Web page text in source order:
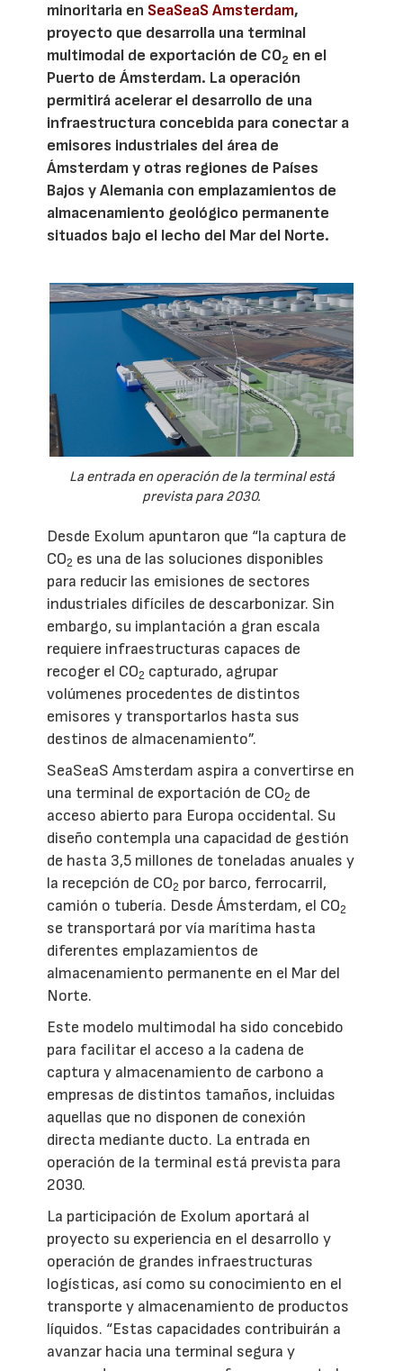
minoritaria en SeaSeaS Amsterdam,
proyecto que desarrolla una terminal
multimodal de exportación de CO2 en el
Puerto de Ámsterdam. La operación
permitirá acelerar el desarrollo de una
infraestructura concebida para conectar a
emisores industriales del área de
Ámsterdam y otras regiones de Países
Bajos y Alemania con emplazamientos de
almacenamiento geológico permanente
situados bajo el lecho del Mar del Norte.
La entrada en operación de la terminal está
prevista para 2030.
Desde Exolum apuntaron que “la captura de
CO2 es una de las soluciones disponibles
para reducir las emisiones de sectores
industriales difíciles de descarbonizar. Sin
embargo, su implantación a gran escala
requiere infraestructuras capaces de
recoger el CO2 capturado, agrupar
volúmenes procedentes de distintos
emisores y transportarlos hasta sus
destinos de almacenamiento”.
SeaSeaS Amsterdam aspira a convertirse en
una terminal de exportación de CO2 de
acceso abierto para Europa occidental. Su
diseño contempla una capacidad de gestión
de hasta 3,5 millones de toneladas anuales y
la recepción de CO2 por barco, ferrocarril,
camión o tubería. Desde Ámsterdam, el CO2
se transportará por vía marítima hasta
diferentes emplazamientos de
almacenamiento permanente en el Mar del
Norte.
Este modelo multimodal ha sido concebido
para facilitar el acceso a la cadena de
captura y almacenamiento de carbono a
empresas de distintos tamaños, incluidas
aquellas que no disponen de conexión
directa mediante ducto. La entrada en
operación de la terminal está prevista para
2030.
La participación de Exolum aportará al
proyecto su experiencia en el desarrollo y
operación de grandes infraestructuras
logísticas, así como su conocimiento en el
transporte y almacenamiento de productos
líquidos. “Estas capacidades contribuirán a
avanzar hacia una terminal segura y